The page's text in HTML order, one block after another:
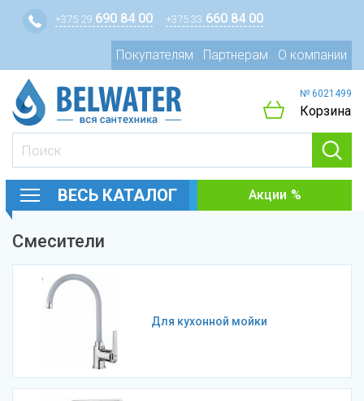
+375 29 690 84 00 +375 33 660 84 00
Покупателям Партнерам О компании
№ 6021499
Корзина
ВЕСЬ КАТАЛОГ Акции
Смесители
Для кухонной мойки